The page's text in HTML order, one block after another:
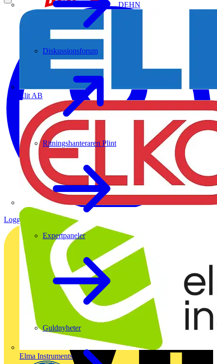
DEHN
Elit AB
Elma Instruments
Diskussionsforum
Ritningshanteraren Plint
Expertpaneler
Guldnyheter
Logga in Registrera dig